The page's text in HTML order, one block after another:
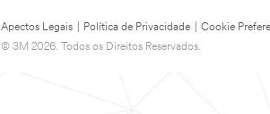
Apectos Legais Política de Privacidade Cookie
© 3M 2026. Todos os Direitos Reservados.